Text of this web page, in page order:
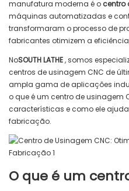
manufatura moderna é o centro
máquinas automatizadas e
transformaram o processo de
fabricantes otimizem a
NoSOUTH LATHE, somos
centros de usinagem CNC de
ampla gama de aplicações
o que é um centro de usinagem
características e como ele
fabricação.
O que é um